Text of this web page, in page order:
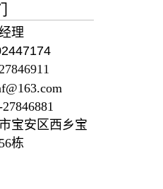
理
宝安区西乡宝
栋